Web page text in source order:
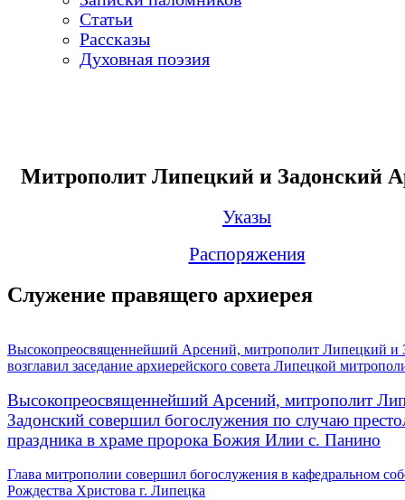
Статьи
Рассказы
Духовная поэзия
Митрополит Липецкий и Задонский
Указы
Распоряжения
Служение правящего архиерея
Высокопреосвященнейший Арсений, митрополит Липецкий и
возглавил заседание архиерейского совета Липецкой
Высокопреосвященнейший Арсений, митрополит
Задонский совершил богослужения по случаю
праздника в храме пророка Божия Илии с. Панино
Глава митрополии совершил богослужения в кафедральном
Рождества Христова г. Липецка